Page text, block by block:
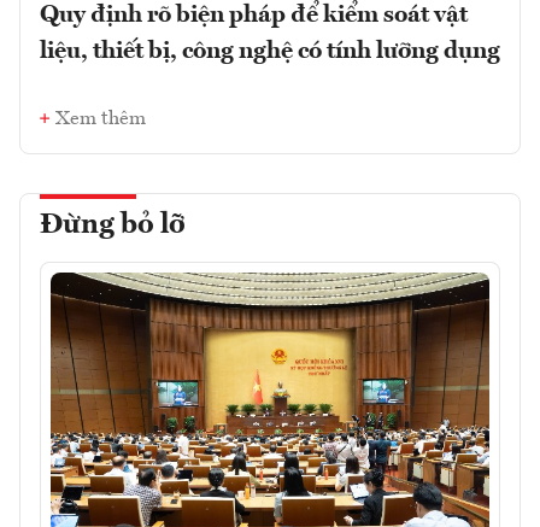
Quy định rõ biện pháp để kiểm soát vật
liệu, thiết bị, công nghệ có tính lưỡng dụng
Xem thêm
Đừng bỏ lỡ